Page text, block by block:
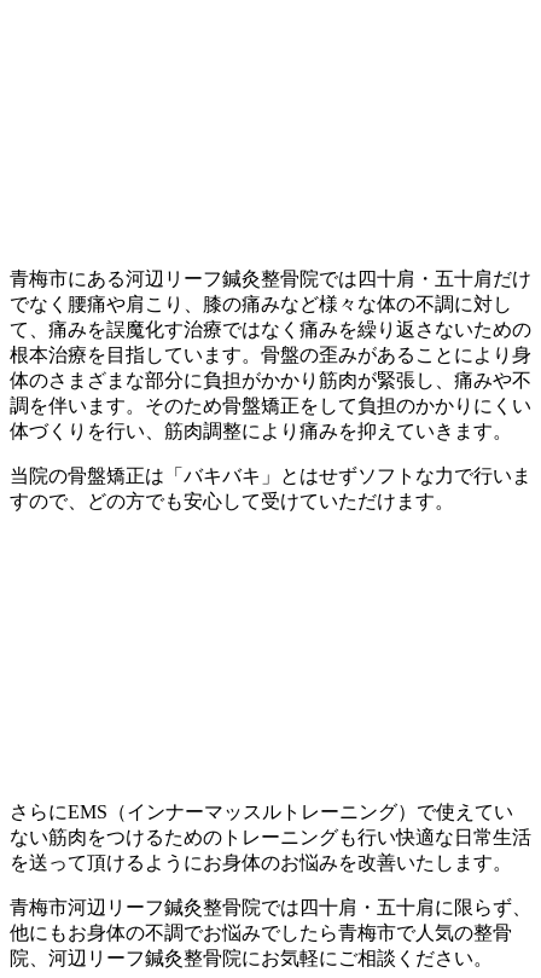
青梅市にある河辺リーフ鍼灸整骨院では四十肩・五十肩だけ
でなく腰痛や肩こり、膝の痛みなど様々な体の不調に対し
て、痛みを誤魔化す治療ではなく痛みを繰り返さないための
根本治療を目指しています。骨盤の歪みがあることにより身
体のさまざまな部分に負担がかかり筋肉が緊張し、痛みや不
調を伴います。そのため骨盤矯正をして負担のかかりにくい
体づくりを行い、筋肉調整により痛みを抑えていきます。
当院の骨盤矯正は「バキバキ」とはせずソフトな力で行いま
すので、どの方でも安心して受けていただけます。
さらにEMS（インナーマッスルトレーニング）で使えてい
ない筋肉をつけるためのトレーニングも行い快適な日常生活
を送って頂けるようにお身体のお悩みを改善いたします。
青梅市河辺リーフ鍼灸整骨院では四十肩・五十肩に限らず、
他にもお身体の不調でお悩みでしたら青梅市で人気の整骨
院、河辺リーフ鍼灸整骨院にお気軽にご相談ください。